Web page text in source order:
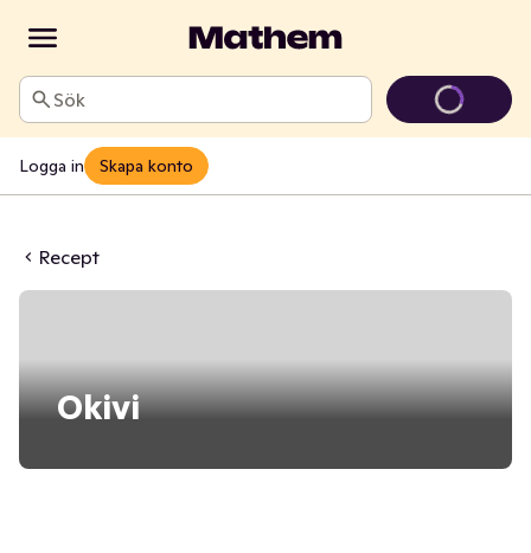
Sök
Logga in Skapa konto
Recept
Okivi